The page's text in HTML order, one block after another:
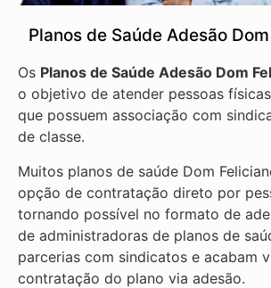
Planos de Saúde Adesão
Os Planos de Saúde Adesão Dom
o objetivo de atender pessoas
que possuem associação com
de classe.
Muitos planos de saúde Dom
opção de contratação direto por
tornando possível no formato de
de administradoras de planos de
parcerias com sindicatos e acabam
contratação do plano via adesão.